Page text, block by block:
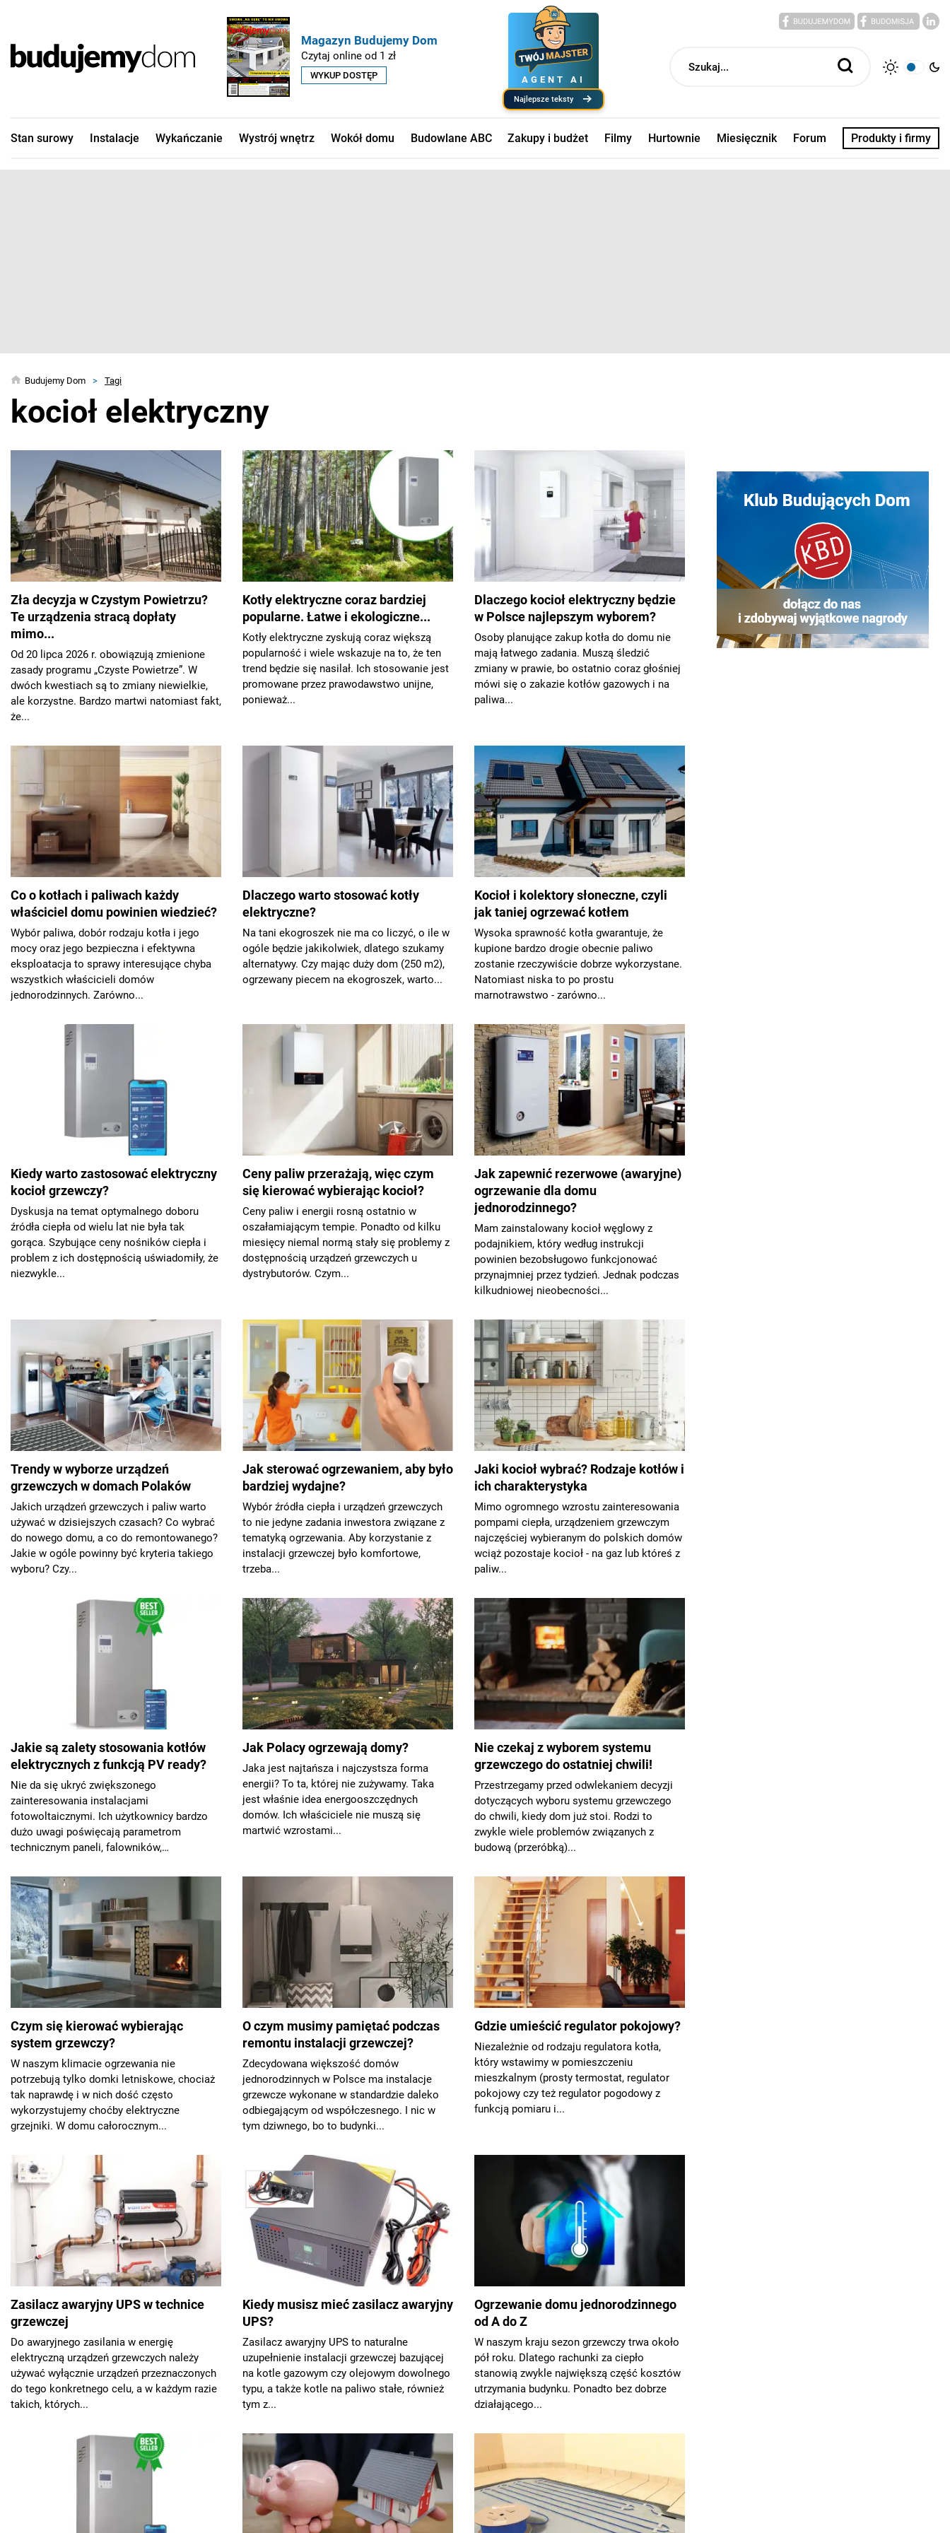
Magazyn Budujemy Dom
Czytaj online od 1 zł
WYKUP DOSTĘP AGENT AI
najlepsze teksty
Stan surowy Instalacje Wykańczanie Wystrój wnętrz Wokół domu Budowlane ABC Zakupy i budżet Filmy Hurtownie Miesięcznik Forum Produkty i firmy
Budujemy Dom > Tagi
kocioł elektryczny
Zła decyzja w Czystym Powietrzu?
Te urządzenia stracą dopłaty
mimo...
Od 20 lipca 2026 r. obowiązują zmienione
zasady programu „Czyste Powietrze”. W
dwóch kwestiach są to zmiany niewielkie,
ale korzystne. Bardzo martwi natomiast fakt,
że...
Kotły elektryczne coraz bardziej
popularne. Łatwe i ekologiczne...
Kotły elektryczne zyskują coraz większą
popularność i wiele wskazuje na to, że ten
trend będzie się nasilał. Ich stosowanie jest
promowane przez prawodawstwo unijne,
ponieważ...
Dlaczego kocioł elektryczny będzie
w Polsce najlepszym wyborem?
Osoby planujące zakup kotła do domu nie
mają łatwego zadania. Muszą śledzić
zmiany w prawie, bo ostatnio coraz głośniej
mówi się o zakazie kotłów gazowych i na
paliwa...
Co o kotłach i paliwach każdy
właściciel domu powinien wiedzieć?
Wybór paliwa, dobór rodzaju kotła i jego
mocy oraz jego bezpieczna i efektywna
eksploatacja to sprawy interesujące chyba
wszystkich właścicieli domów
jednorodzinnych. Zarówno...
Dlaczego warto stosować kotły
elektryczne?
Na tani ekogroszek nie ma co liczyć, o ile w
ogóle będzie jakikolwiek, dlatego szukamy
alternatywy. Czy mając duży dom (250 m2),
ogrzewany piecem na ekogroszek, warto...
Kocioł i kolektory słoneczne, czyli
jak taniej ogrzewać kotłem
Wysoka sprawność kotła gwarantuje, że
kupione bardzo drogie obecnie paliwo
zostanie rzeczywiście dobrze wykorzystane.
Natomiast niska to po prostu
marnotrawstwo - zarówno...
Kiedy warto zastosować elektryczny
kocioł grzewczy?
Dyskusja na temat optymalnego doboru
źródła ciepła od wielu lat nie była tak
gorąca. Szybujące ceny nośników ciepła i
problem z ich dostępnością uświadomiły, że
niezwykle...
Ceny paliw przerażają, więc czym
się kierować wybierając kocioł?
Ceny paliw i energii rosną ostatnio w
oszałamiającym tempie. Ponadto od kilku
miesięcy niemal normą stały się problemy z
dostępnością urządzeń grzewczych u
dystrybutorów. Czym...
Jak zapewnić rezerwowe (awaryjne)
ogrzewanie dla domu
jednorodzinnego?
Mam zainstalowany kocioł węglowy z
podajnikiem, który według instrukcji
powinien bezobsługowo funkcjonować
przynajmniej przez tydzień. Jednak podczas
kilkudniowej nieobecności...
Trendy w wyborze urządzeń
grzewczych w domach Polaków
Jakich urządzeń grzewczych i paliw warto
używać w dzisiejszych czasach? Co wybrać
do nowego domu, a co do remontowanego?
Jakie w ogóle powinny być kryteria takiego
wyboru? Czy...
Jak sterować ogrzewaniem, aby było
bardziej wydajne?
Wybór źródła ciepła i urządzeń grzewczych
to nie jedyne zadania inwestora związane z
tematyką ogrzewania. Aby korzystanie z
instalacji grzewczej było komfortowe,
trzeba...
Jaki kocioł wybrać? Rodzaje kotłów i
ich charakterystyka
Mimo ogromnego wzrostu zainteresowania
pompami ciepła, urządzeniem grzewczym
najczęściej wybieranym do polskich domów
wciąż pozostaje kocioł - na gaz lub któreś z
paliw...
Jakie są zalety stosowania kotłów
elektrycznych z funkcją PV ready?
Nie da się ukryć zwiększonego
zainteresowania instalacjami
fotowoltaicznymi. Ich użytkownicy bardzo
dużo uwagi poświęcają parametrom
technicznym paneli, falowników,
Jak Polacy ogrzewają domy?
Jaka jest najtańsza i najczystsza forma
energii? To ta, której nie zużywamy. Taka
jest właśnie idea energooszczędnych
domów. Ich właściciele nie muszą się
martwić wzrostami...
Nie czekaj z wyborem systemu
grzewczego do ostatniej chwili!
Przestrzegamy przed odwlekaniem decyzji
dotyczących wyboru systemu grzewczego
do chwili, kiedy dom już stoi. Rodzi to
zwykle wiele problemów związanych z
budową (przeróbką)...
Czym się kierować wybierając
system grzewczy?
W naszym klimacie ogrzewania nie
potrzebują tylko domki letniskowe, chociaż
tak naprawdę i w nich dość często
wykorzystujemy choćby elektryczne
grzejniki. W domu całorocznym...
O czym musimy pamiętać podczas
remontu instalacji grzewczej?
Zdecydowana większość domów
jednorodzinnych w Polsce ma instalacje
grzewcze wykonane w standardzie daleko
odbiegającym od współczesnego. I nic w
tym dziwnego, bo to budynki...
Gdzie umieścić regulator pokojowy?
Niezależnie od rodzaju regulatora kotła,
który wstawimy w pomieszczeniu
mieszkalnym (prosty termostat, regulator
pokojowy czy też regulator pogodowy z
funkcją pomiaru i...
Zasilacz awaryjny UPS w technice
grzewczej
Do awaryjnego zasilania w energię
elektryczną urządzeń grzewczych należy
używać wyłącznie urządzeń przeznaczonych
do tego konkretnego celu, a w każdym razie
takich, których...
Kiedy musisz mieć zasilacz awaryjny
UPS?
Zasilacz awaryjny UPS to naturalne
uzupełnienie instalacji grzewczej bazującej
na kotle gazowym czy olejowym dowolnego
typu, a także kotle na paliwo stałe, również
tym z...
Ogrzewanie domu jednorodzinnego
od A do Z
W naszym kraju sezon grzewczy trwa około
pół roku. Dlatego rachunki za ciepło
stanowią zwykle największą część kosztów
utrzymania budynku. Ponadto bez dobrze
działającego...